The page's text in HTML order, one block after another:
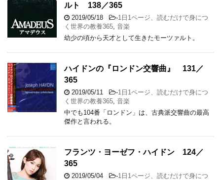
ルト 138／365
2019/05/18 -1日1ページ、読むだけで身につ
く世界の教養365 音楽
幼少の頃から天才として生きたモーツァルト。
ハイドンの『ロンドン交響曲』 131／
365
2019/05/11 -1日1ページ、読むだけで身につ
く世界の教養365 音楽
中でも104番「ロンドン」は、古典派交響曲の最高
傑作と言われる。
フランツ・ヨーゼフ・ハイドン 124／
365
2019/05/04 -1日1ページ、読むだけで身につ